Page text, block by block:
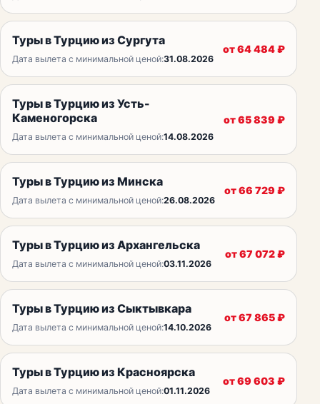
Туры в Турцию из Сургута
Дата вылета с минимальной ценой:31.08.2026
от64 484₽
Туры в Турцию из Усть-
Каменогорска
Дата вылета с минимальной ценой:14.08.2026
от65 839 ₽
Туры в Турцию из Минска
Дата вылета с минимальной ценой:26.08.2026
от66 729 ₽
Туры в Турцию из Архангельска
Дата вылета с минимальной ценой:03.11.2026
от67 072₽
Туры в Турцию из Сыктывкара
Дата вылета с минимальной ценой:14.10.2026
от67 865₽
Туры в Турцию из Красноярска
Дата вылета с минимальной ценой:01.11.2026
от69 603 ₽